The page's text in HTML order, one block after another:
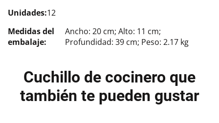
Unidades:12
Medidas del
embalaje:
Ancho: 20 cm; Alto: 11 cm;
Profundidad: 39 cm; Peso: 2.17 kg
Cuchillo de cocinero que
también te pueden gustar